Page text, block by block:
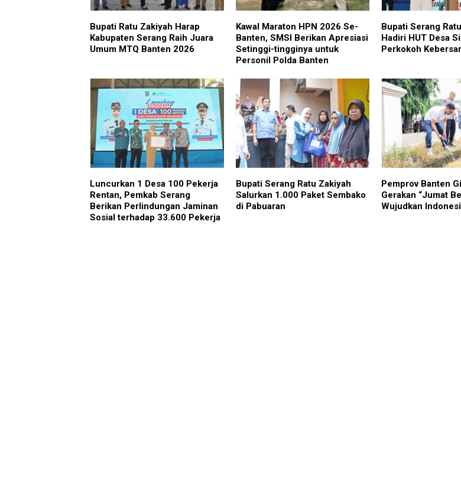
Bupati Ratu Zakiyah Harap
Kabupaten Serang Raih Juara
Umum MTQ Banten 2026
Kawal Maraton HPN 2026 Se-
Banten, SMSI Berikan Apresiasi
Setinggi-tingginya untuk
Personil Polda Banten
Bupati Serang
Hadiri HUT Desa
Perkokoh
Luncurkan 1 Desa 100 Pekerja
Rentan, Pemkab Serang
Berikan Perlindungan Jaminan
Sosial terhadap 33.600 Pekerja
Bupati Serang Ratu Zakiyah
Salurkan 1.000 Paket Sembako
di Pabuaran
Pemprov Banten
Gerakan “Jumat
Wujudkan